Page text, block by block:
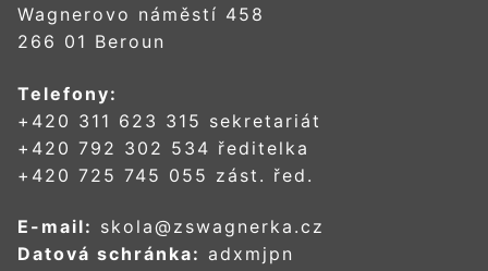
Wagnerovo náměstí 458
266 01 Beroun
Telefony:
+420 311 623 315 sekretariát
+420 792 302 534 ředitelka
+420 725 745 055 zást. řed.
E-mail: skola@zswagnerka.cz
Datová schránka: adxmjpn